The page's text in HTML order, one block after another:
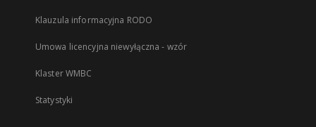
Klauzula informacyjna RODO
Umowa licencyjna niewyłączna - wzór
Klaster WMBC
Statystyki